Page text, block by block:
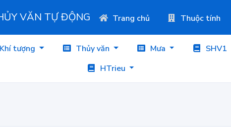
VĂN TỰ ĐỘNG Trang chủ Thuộc tính
Khí tượng Thủy văn Mưa SHV1
HTrieu